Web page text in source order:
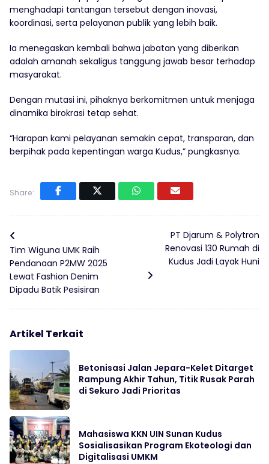
menghadapi tantangan tersebut dengan inovasi,
koordinasi, serta pelayanan publik yang lebih baik.
Ia menegaskan kembali bahwa jabatan yang diberikan
adalah amanah sekaligus tanggung jawab besar terhadap
masyarakat.
‎Dengan mutasi ini, pihaknya berkomitmen untuk menjaga
dinamika birokrasi tetap sehat.
“Harapan kami pelayanan semakin cepat, transparan, dan
berpihak pada kepentingan warga Kudus,” pungkasnya.
Share:
Tim Wiguna UMK Raih
Pendanaan P2MW 2025
Lewat Fashion Denim
Dipadu Batik Pesisiran
PT Djarum & Polytron
Renovasi 130 Rumah di
Kudus Jadi Layak Huni
Artikel Terkait
Betonisasi Jalan Jepara-Kelet Ditarget
Rampung Akhir Tahun, Titik Rusak Parah
di Sekuro Jadi Prioritas
Mahasiswa KKN UIN Sunan Kudus
Sosialisasikan Program Ekoteologi dan
Digitalisasi UMKM